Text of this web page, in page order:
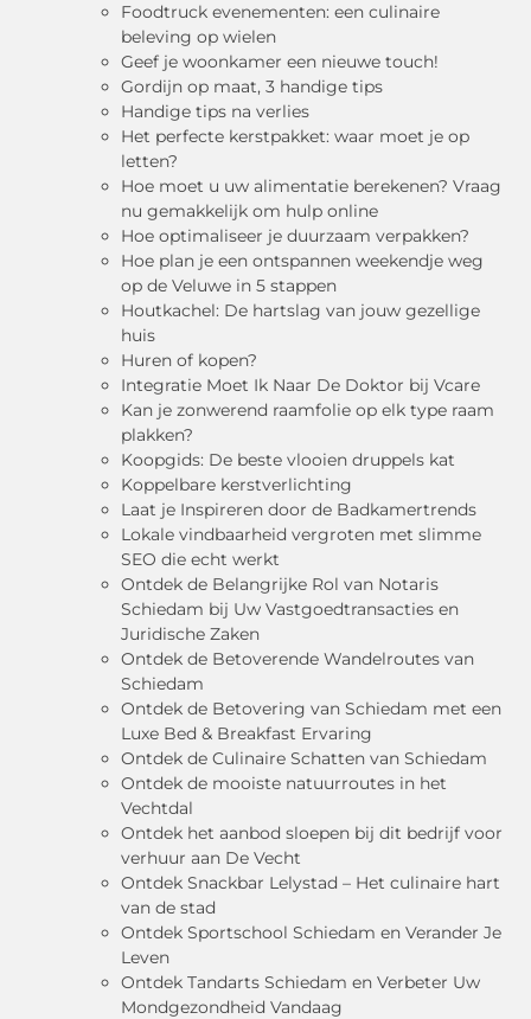
Foodtruck evenementen: een culinaire
beleving op wielen
Geef je woonkamer een nieuwe touch!
Gordijn op maat, 3 handige tips
Handige tips na verlies
Het perfecte kerstpakket: waar moet je op
letten?
Hoe moet u uw alimentatie berekenen? Vraag
nu gemakkelijk om hulp online
Hoe optimaliseer je duurzaam verpakken?
Hoe plan je een ontspannen weekendje weg
op de Veluwe in 5 stappen
Houtkachel: De hartslag van jouw gezellige
huis
Huren of kopen?
Integratie Moet Ik Naar De Doktor bij Vcare
Kan je zonwerend raamfolie op elk type raam
plakken?
Koopgids: De beste vlooien druppels kat
Koppelbare kerstverlichting
Laat je Inspireren door de Badkamertrends
Lokale vindbaarheid vergroten met slimme
SEO die echt werkt
Ontdek de Belangrijke Rol van Notaris
Schiedam bij Uw Vastgoedtransacties en
Juridische Zaken
Ontdek de Betoverende Wandelroutes van
Schiedam
Ontdek de Betovering van Schiedam met een
Luxe Bed & Breakfast Ervaring
Ontdek de Culinaire Schatten van Schiedam
Ontdek de mooiste natuurroutes in het
Vechtdal
Ontdek het aanbod sloepen bij dit bedrijf voor
verhuur aan De Vecht
Ontdek Snackbar Lelystad – Het culinaire hart
van de stad
Ontdek Sportschool Schiedam en Verander Je
Leven
Ontdek Tandarts Schiedam en Verbeter Uw
Mondgezondheid Vandaag